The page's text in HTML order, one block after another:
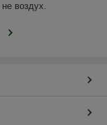
воздух.